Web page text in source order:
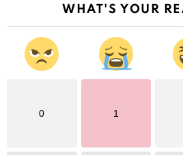
WHAT'S YOUR
0 1